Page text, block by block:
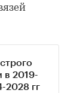
в 2019-
2028 гг